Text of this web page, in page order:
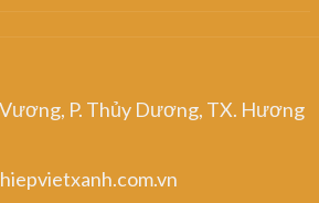
P. Thủy Dương, TX. Hương